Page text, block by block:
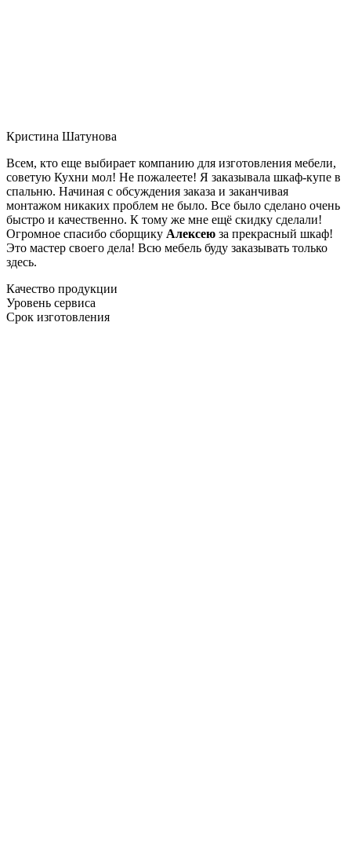
Кристина Шатунова
Всем, кто еще выбирает компанию для изготовления мебели,
советую Кухни мол! Не пожалеете! Я заказывала шкаф-купе в
спальню. Начиная с обсуждения заказа и заканчивая
монтажом никаких проблем не было. Все было сделано очень
быстро и качественно. К тому же мне ещё скидку сделали!
Огромное спасибо сборщику Алексею за прекрасный шкаф!
Это мастер своего дела! Всю мебель буду заказывать только
здесь.
Качество продукции
Уровень сервиса
Срок изготовления